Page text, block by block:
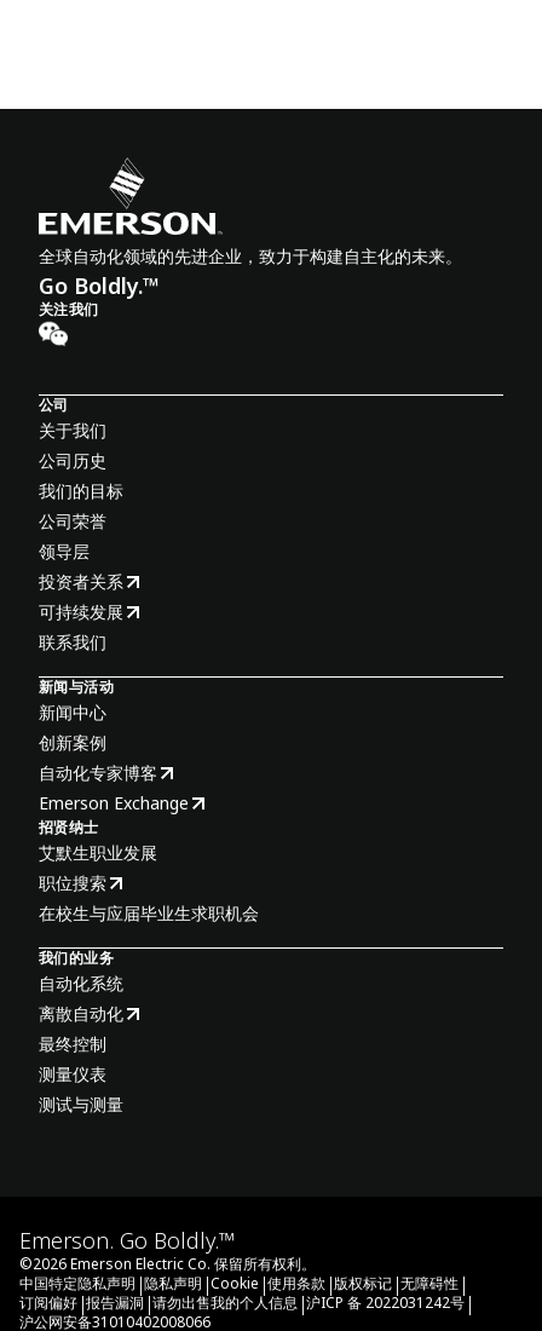
全球自动化领域的先进企业，致力于构建自主化的未来。
Go Boldly.™
关注我们
公司
关于我们
公司历史
我们的目标
公司荣誉
领导层
投资者关系
可持续发展
联系我们
新闻与活动
新闻中心
创新案例
自动化专家博客
Emerson Exchange
招贤纳士
艾默生职业发展
职位搜索
在校生与应届毕业生求职机会
我们的业务
自动化系统
离散自动化
最终控制
测量仪表
测试与测量
Emerson. Go Boldly.™
©2026Emerson Electric Co. 保留所有权利。
中国特定隐私声明 |隐私声明 |Cookie |使用条款 |版权标记 |无障碍性 |
订阅偏好 |报告漏洞 |请勿出售我的个人信息 |沪ICP 备 2022031242号 |
沪公网安备31010402008066